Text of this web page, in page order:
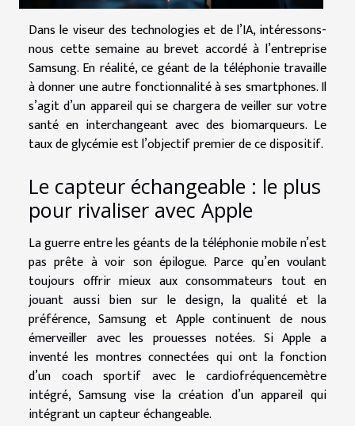
Dans le viseur des technologies et de l’IA, intéressons-
nous cette semaine au brevet accordé à l’entreprise
Samsung. En réalité, ce géant de la téléphonie travaille
à donner une autre fonctionnalité à ses smartphones. Il
s’agit d’un appareil qui se chargera de veiller sur votre
santé en interchangeant avec des biomarqueurs. Le
taux de glycémie est l’objectif premier de ce dispositif.
Le capteur échangeable : le plus
pour rivaliser avec Apple
La guerre entre les géants de la téléphonie mobile n’est
pas prête à voir son épilogue. Parce qu’en voulant
toujours offrir mieux aux consommateurs tout en
jouant aussi bien sur le design, la qualité et la
préférence, Samsung et Apple continuent de nous
émerveiller avec les prouesses notées. Si Apple a
inventé les montres connectées qui ont la fonction
d’un coach sportif avec le cardiofréquencemètre
intégré, Samsung vise la création d’un appareil qui
intégrant un capteur échangeable.